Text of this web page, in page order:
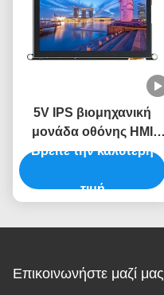
5V IPS βιομηχανική
μονάδα οθόνης HMI
-30~80.C Περιοχή
Βρείτε την καλύτερη
τιμή
Επικοινωνήστε μαζί μας